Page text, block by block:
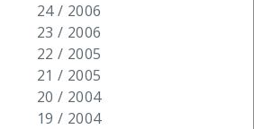
24 / 2006
23 / 2006
22 / 2005
21 / 2005
20 / 2004
19 / 2004